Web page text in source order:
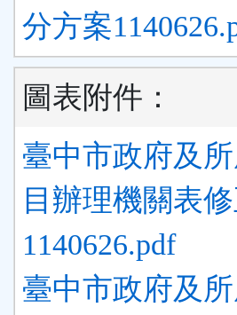
分方案
圖表附件：
臺中市政府及
目辦理機關表
1140626.pdf
臺中市政府及